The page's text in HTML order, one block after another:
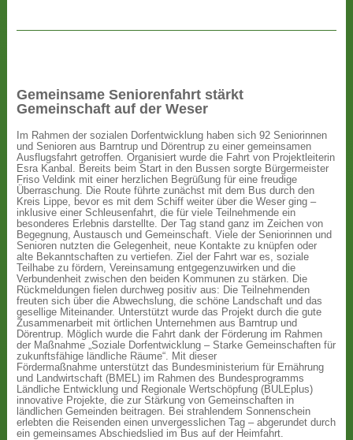
Gemeinsame Seniorenfahrt stärkt
Gemeinschaft auf der Weser
Im Rahmen der sozialen Dorfentwicklung haben sich 92 Seniorinnen
und Senioren aus Barntrup und Dörentrup zu einer gemeinsamen
Ausflugsfahrt getroffen. Organisiert wurde die Fahrt von Projektleiterin
Esra Kanbal. Bereits beim Start in den Bussen sorgte Bürgermeister
Friso Veldink mit einer herzlichen Begrüßung für eine freudige
Überraschung. Die Route führte zunächst mit dem Bus durch den
Kreis Lippe, bevor es mit dem Schiff weiter über die Weser ging –
inklusive einer Schleusenfahrt, die für viele Teilnehmende ein
besonderes Erlebnis darstellte. Der Tag stand ganz im Zeichen von
Begegnung, Austausch und Gemeinschaft. Viele der Seniorinnen und
Senioren nutzten die Gelegenheit, neue Kontakte zu knüpfen oder
alte Bekanntschaften zu vertiefen. Ziel der Fahrt war es, soziale
Teilhabe zu fördern, Vereinsamung entgegenzuwirken und die
Verbundenheit zwischen den beiden Kommunen zu stärken. Die
Rückmeldungen fielen durchweg positiv aus: Die Teilnehmenden
freuten sich über die Abwechslung, die schöne Landschaft und das
gesellige Miteinander. Unterstützt wurde das Projekt durch die gute
Zusammenarbeit mit örtlichen Unternehmen aus Barntrup und
Dörentrup. Möglich wurde die Fahrt dank der Förderung im Rahmen
der Maßnahme „Soziale Dorfentwicklung – Starke Gemeinschaften für
zukunftsfähige ländliche Räume“. Mit dieser
Fördermaßnahme unterstützt das Bundesministerium für Ernährung
und Landwirtschaft (BMEL) im Rahmen des Bundesprogramms
Ländliche Entwicklung und Regionale Wertschöpfung (BULEplus)
innovative Projekte, die zur Stärkung von Gemeinschaften in
ländlichen Gemeinden beitragen. Bei strahlendem Sonnenschein
erlebten die Reisenden einen unvergesslichen Tag – abgerundet durch
ein gemeinsames Abschiedslied im Bus auf der Heimfahrt.